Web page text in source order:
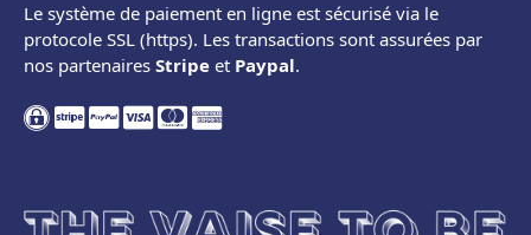
Le système de paiement en ligne est sécurisé via le
protocole SSL (https). Les transactions sont assurées par
nos partenaires Stripe et Paypal.